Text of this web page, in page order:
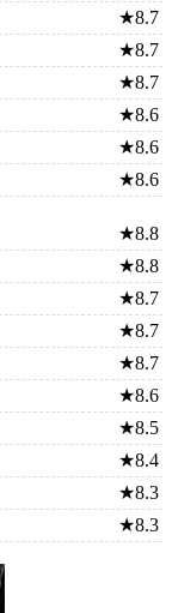
★8.7
★8.7
★8.7
★8.6
★8.6
★8.6
★8.8
★8.8
★8.7
★8.7
★8.7
★8.6
★8.5
★8.4
★8.3
★8.3